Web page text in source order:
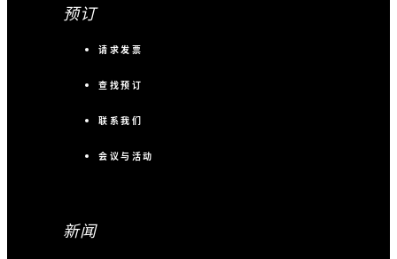
预订
请求发票
查找预订
联系我们
会议与活动
新闻